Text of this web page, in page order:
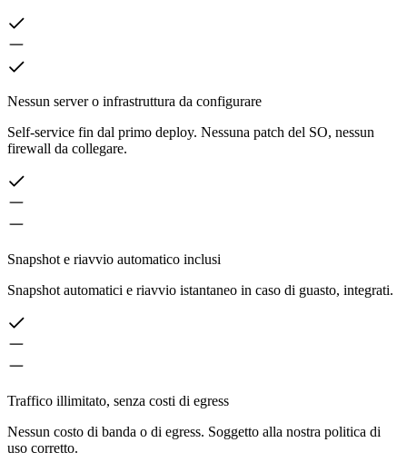
Nessun server o infrastruttura da configurare
Self-service fin dal primo deploy. Nessuna patch del SO, nessun
firewall da collegare.
Snapshot e riavvio automatico inclusi
Snapshot automatici e riavvio istantaneo in caso di guasto, integrati.
Traffico illimitato, senza costi di egress
Nessun costo di banda o di egress. Soggetto alla nostra politica di
uso corretto.